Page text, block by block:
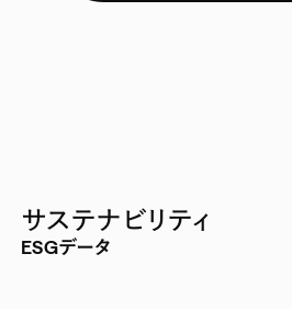
サステナビリティ
ESGデータ